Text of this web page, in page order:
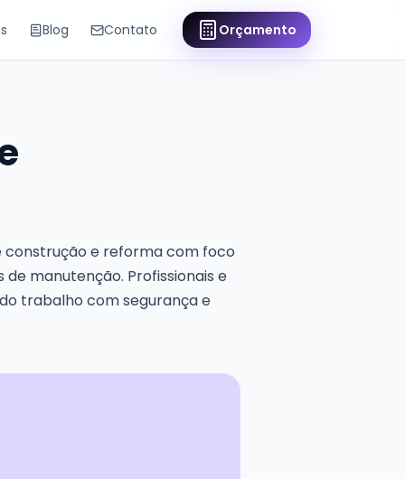
Blog Contato Orçamento
construção e reforma com foco
manutenção. Profissionais e
trabalho com segurança e